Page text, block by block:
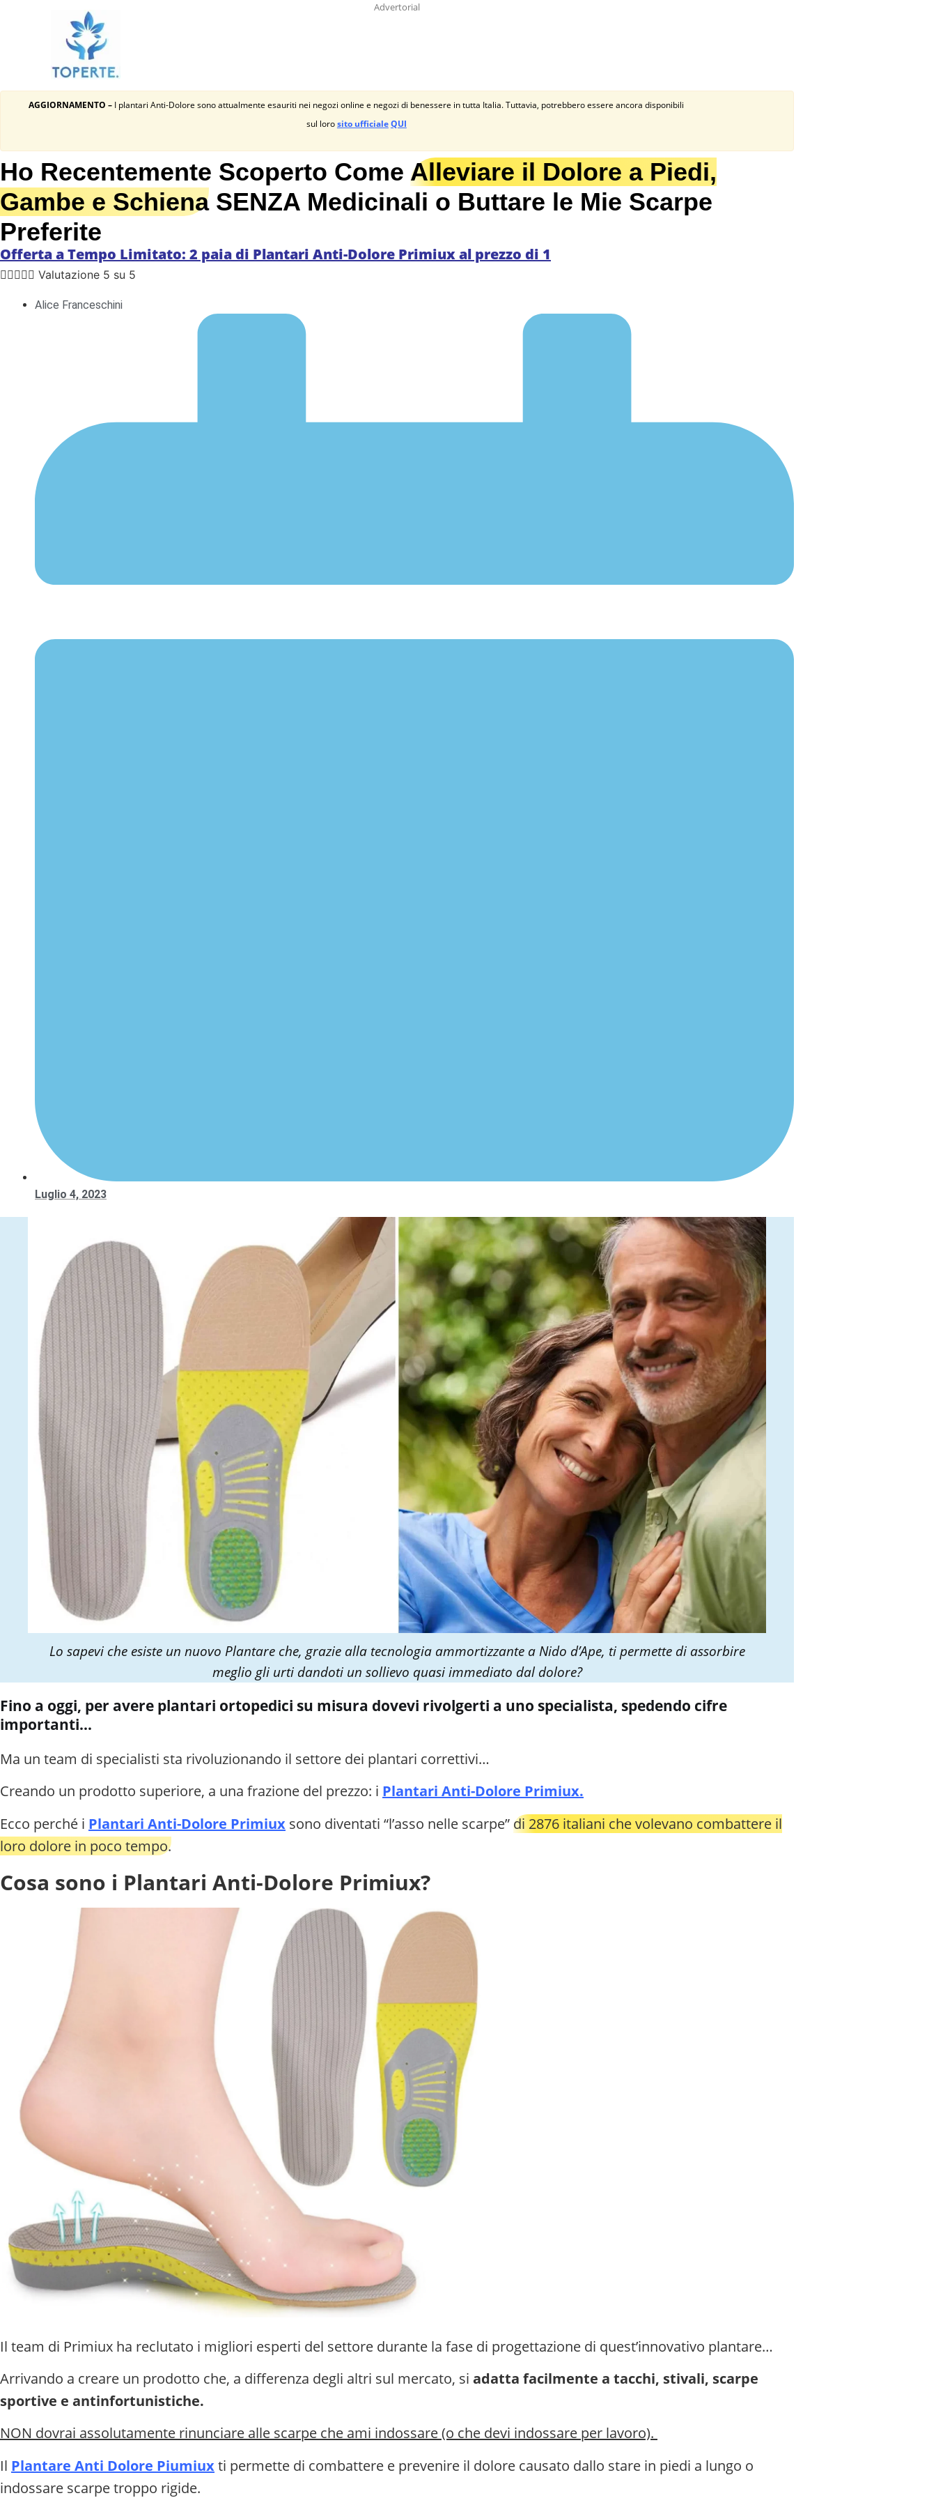
Advertorial
AGGIORNAMENTO – I plantari Anti-Dolore sono attualmente esauriti nei negozi online e negozi di benessere in tutta Italia. Tuttavia, potrebbero essere ancora disponibili
sul lorosito ufficialeQUI
Ho Recentemente Scoperto Come Alleviare il Dolore a Piedi,
Gambe e SchienaSENZA Medicinali o Buttare le Mie Scarpe
Preferite
Offerta a Tempo Limitato: 2 paia di Plantari Anti-Dolore Primiux al prezzo di 1
 Valutazione 5 su 5
Alice Franceschini
Luglio 4, 2023
Lo sapevi che esiste un nuovo Plantare che, grazie alla tecnologia ammortizzante a Nido d’Ape, ti permette di assorbire
meglio gli urti dandoti un sollievo quasi immediato dal dolore?
Fino a oggi, per avere plantari ortopedici su misura dovevi rivolgerti a uno specialista, spedendo cifre
importanti...
Ma un team di specialisti sta rivoluzionando il settore dei plantari correttivi…
Creando un prodotto superiore, a una frazione del prezzo: i Plantari Anti-Dolore Primiux.
Ecco perché i Plantari Anti-Dolore Primiux sono diventati “l’asso nelle scarpe”di 2876 italiani che volevano combattere il
loro dolore in poco tempo.
Cosa sono i Plantari Anti-Dolore Primiux?
Il team di Primiux ha reclutato i migliori esperti del settore durante la fase di progettazione di quest’innovativo plantare…
Arrivando a creare un prodotto che, a differenza degli altri sul mercato, si adatta facilmente a tacchi, stivali, scarpe
sportive e antinfortunistiche.
NON dovrai assolutamente rinunciare alle scarpe che ami indossare (o che devi indossare per lavoro).
Il Plantare Anti Dolore Piumiuxti permette di combattere e prevenire il dolore causato dallo stare in piedi a lungo o
indossare scarpe troppo rigide.